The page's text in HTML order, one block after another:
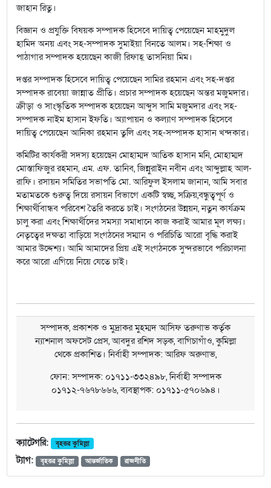
জাহান রিতু।
বিজ্ঞান ও প্রযুক্তি বিষয়ক সম্পাদক হিসেবে দায়িত্ব পেয়েছেন মাহমুদুল
হামিদ অনয় এবং সহ-সম্পাদক সুমাইয়া বিনতে আলম। সহ-শিক্ষা ও
পাঠাগার সম্পাদক হয়েছেন কাজী রিফাহ্ তাসনিয়া মিম।
দপ্তর সম্পাদক হিসেবে দায়িত্ব পেয়েছেন সামির রহমান এবং সহ-দপ্তর
সম্পাদক রাবেয়া জান্নাত প্রীতি। প্রচার সম্পাদক হয়েছেন অন্তর মজুমদার।
ক্রীড়া ও সাংস্কৃতিক সম্পাদক হয়েছেন আব্দুস সামি মজুমদার এবং সহ-
সম্পাদক নাইম হাসান ইফতি। অ্যাপায়ন ও কল্যাণ সম্পাদক হিসেবে
দায়িত্ব পেয়েছেন আনিকা রহমান তুলি এবং সহ-সম্পাদক হাসান খন্দকার।
কমিটির কার্যকরী সদস্য হয়েছেন মোহাম্মদ আতিক হাসান মনি, মোহাম্মদ
মোস্তাফিজুর রহমান, এম. এফ. তানিব, জিন্নুরাইন নবীন এবং আব্দুল্লাহ আল-
রাফি। রসায়ন সমিতির সভাপতি মো. আরিফুল ইসলাম জানান, আমি সবার
মতামতকে গুরুত্ব দিয়ে রসায়ন বিভাগে একটি স্বচ্ছ, সক্রিয়,বন্ধুত্বপূর্ণ ও
শিক্ষার্থীবান্ধব পরিবেশ তৈরি করতে চাই। সংগঠনের উন্নয়ন, নতুন কার্যক্রম
চালু করা এবং শিক্ষার্থীদের সমস্যা সমাধানে কাজ করাই আমার মূল লক্ষ্য।
নেতৃত্বের দক্ষতা বাড়িয়ে সংগঠনের সম্মান ও পরিচিতি আরো বৃদ্ধি করাই
আমার উদ্দেশ্য। আমি আমাদের প্রিয় এই সংগঠনকে সুন্দরভাবে পরিচালনা
করে আরো এগিয়ে নিয়ে যেতে চাই।
সম্পাদক, প্রকাশক ও মুদ্রাকর মুহম্মদ আসিফ তরুণাভ কর্তৃক
ন্যাশনাল অফসেট প্রেস, আবদুর রশিদ সড়ক, বাগিচাগাঁও, কুমিল্লা
থেকে প্রকাশিত। নির্বাহী সম্পাদক: আরিফ অরুণাভ,
ফোন: সম্পাদক: ০১৭১১-৩৩২৪৯৮, নির্বাহী সম্পাদক
০১৭১২-৭৬৭৮৬৬৬, ব্যবস্থাপক: ০১৭১১-৫৭০৬৯৪।
ক্যাটেগরি: বৃহত্তর কুমিল্লা
ট্যাগ: বৃহত্তর কুমিল্লা আন্তর্জাতিক রাজনীতি